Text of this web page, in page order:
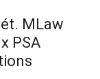
MLaw
PSA